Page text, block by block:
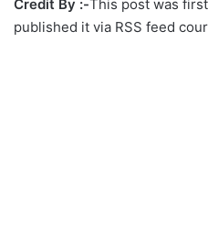
Credit By :-This post was
published it via RSS feed